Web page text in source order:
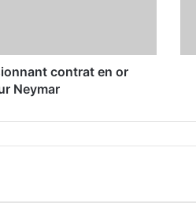
contrat en or
Neymar